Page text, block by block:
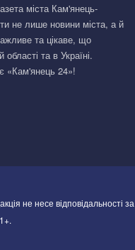
міста Кам'янець-
не лише новини міста, а й
та цікаве, що
та в Україні.
«Кам'янець 24»!
не несе відповідальності за